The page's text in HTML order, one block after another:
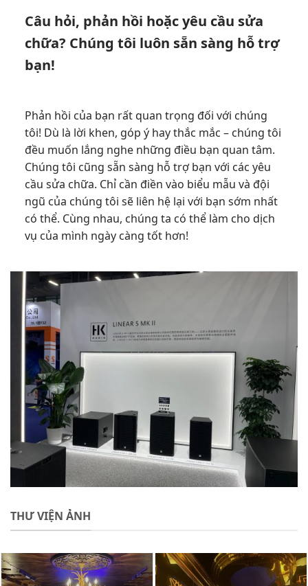
Câu hỏi, phản hồi hoặc yêu cầu sửa
chữa? Chúng tôi luôn sẵn sàng hỗ trợ
bạn!
Phản hồi của bạn rất quan trọng đối với chúng
tôi! Dù là lời khen, góp ý hay thắc mắc – chúng tôi
đều muốn lắng nghe những điều bạn quan tâm.
Chúng tôi cũng sẵn sàng hỗ trợ bạn với các yêu
cầu sửa chữa. Chỉ cần điền vào biểu mẫu và đội
ngũ của chúng tôi sẽ liên hệ lại với bạn sớm nhất
có thể. Cùng nhau, chúng ta có thể làm cho dịch
vụ của mình ngày càng tốt hơn!
THƯ VIỆN ẢNH